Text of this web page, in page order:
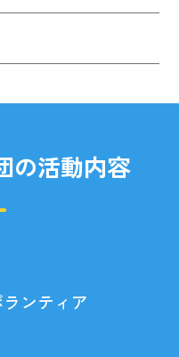
の活動内容
ンティア